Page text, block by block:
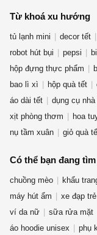
Từ khoá xu hướng
tủ lạnh mini decor tết
robot hút bụi
pepsi
hộp đựng thực phẩm
bao lì xì
hộp quà tết
áo dài tết
dụng cụ
xịt phòng thơm
hoa
nụ tầm xuân
giỏ quà
Có thể bạn đang tìm
chuồng mèo khẩu
máy hút ẩm
xe đạp
ví da nữ
sữa rửa mặt
áo hoodie unisex
phụ